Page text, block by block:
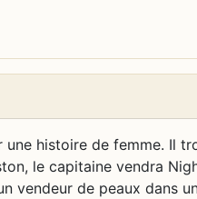
histoire de femme. Il
le capitaine vendra
vendeur de peaux dans